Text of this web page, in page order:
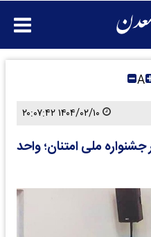
A
ملی امتنان؛ واحد